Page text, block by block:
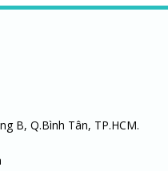
B, Q.Bình Tân, TP.HCM.